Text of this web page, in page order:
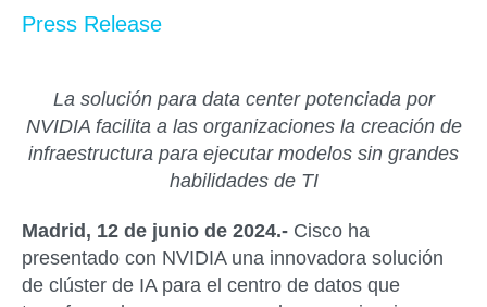
Press Release
La solución para data center potenciada por
NVIDIA facilita a las organizaciones la creación de
infraestructura para ejecutar modelos sin grandes
habilidades de TI
Madrid, 12 de junio de 2024.- Cisco ha
presentado con NVIDIA una innovadora solución
de clúster de IA para el centro de datos que